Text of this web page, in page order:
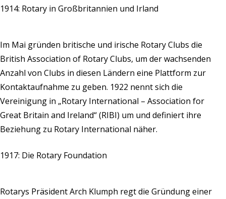
1914: Rotary in Großbritannien und Irland
Im Mai gründen britische und irische Rotary Clubs die
British Association of Rotary Clubs, um der wachsenden
Anzahl von Clubs in diesen Ländern eine Plattform zur
Kontaktaufnahme zu geben. 1922 nennt sich die
Vereinigung in „Rotary International – Association for
Great Britain and Ireland“ (RIBI) um und definiert ihre
Beziehung zu Rotary International näher.
1917: Die Rotary Foundation
Rotarys Präsident Arch Klumph regt die Gründung einer